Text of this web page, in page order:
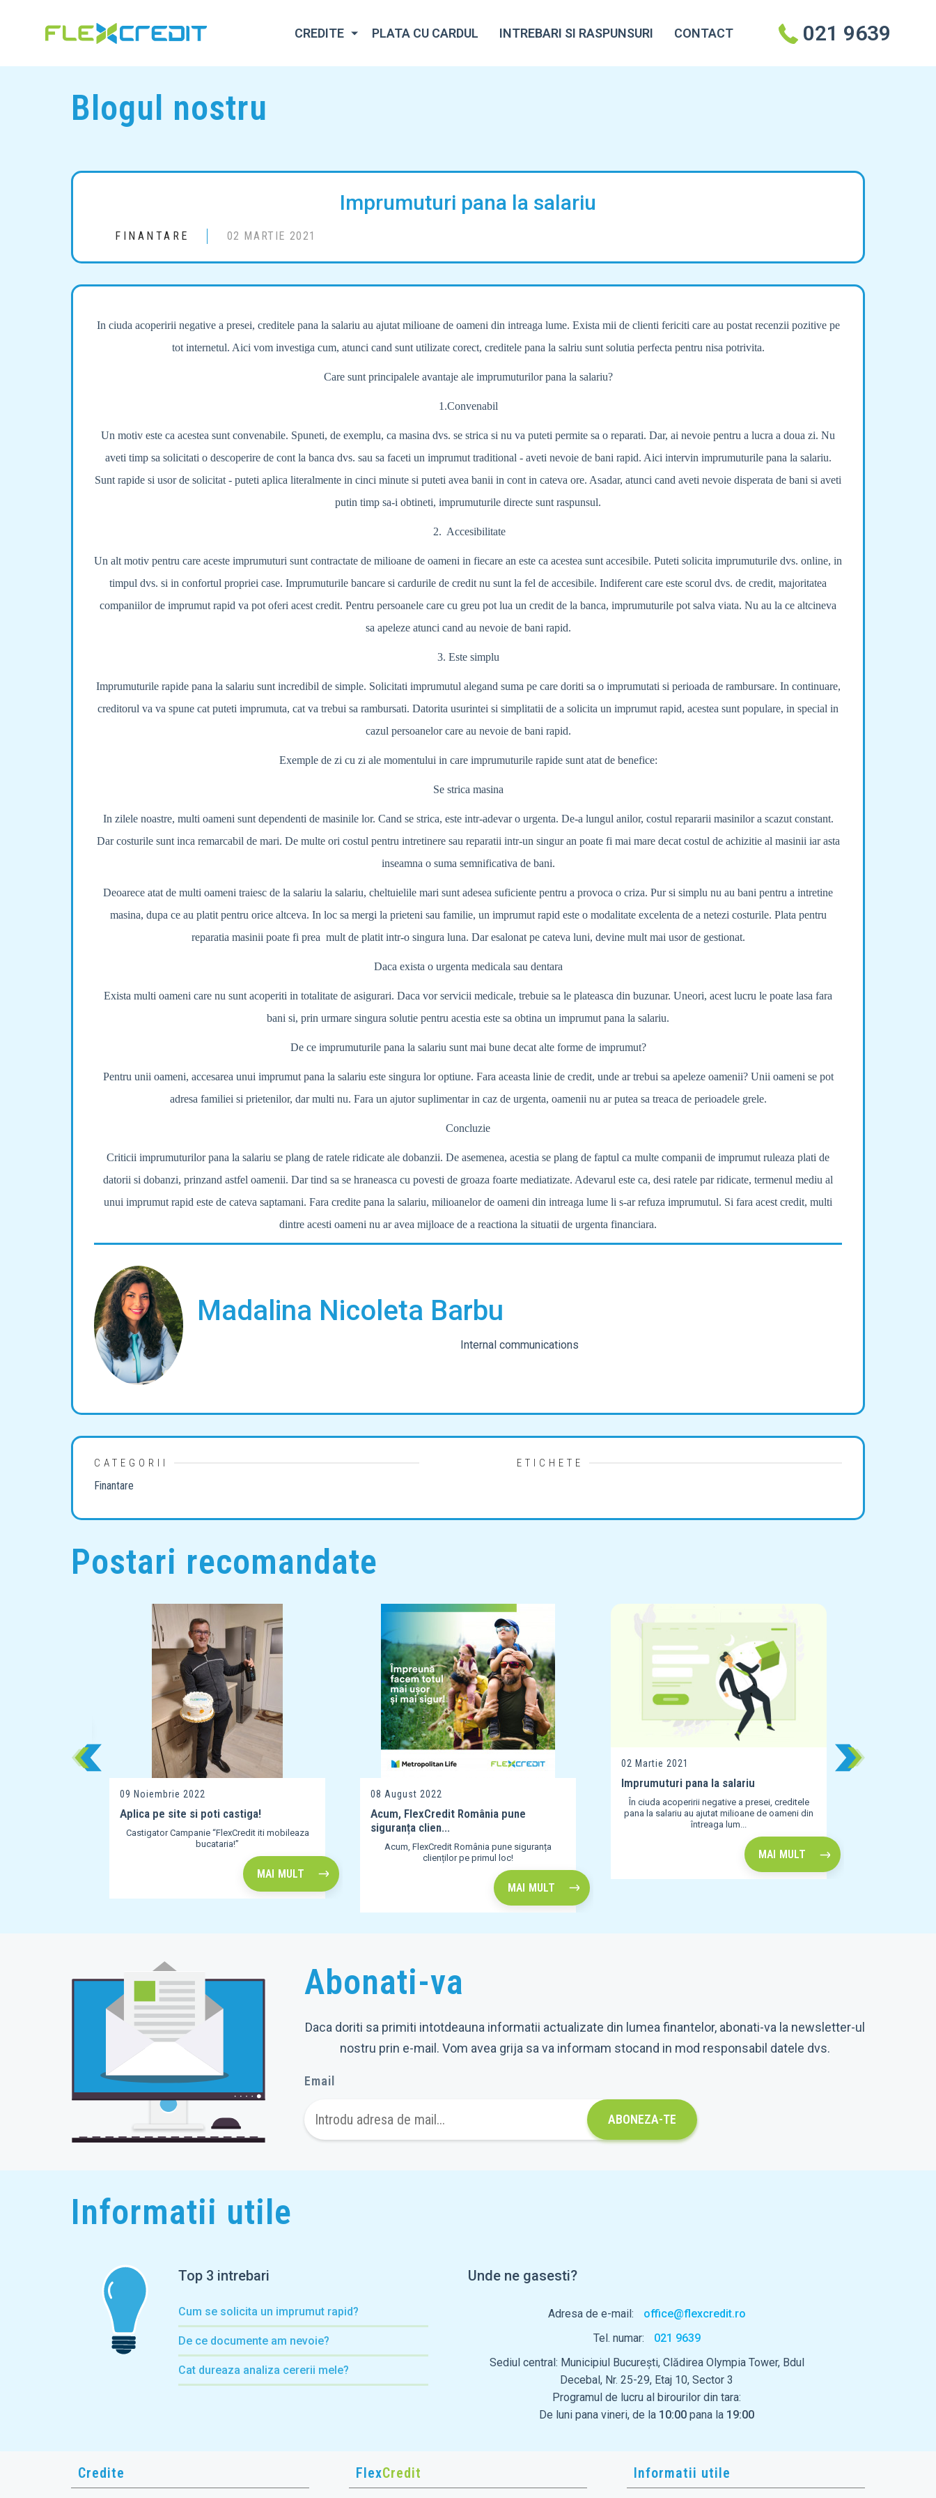
CREDITE PLATA CU CARDUL INTREBARI SI RASPUNSURI CONTACT 021 9639
Blogul nostru
Imprumuturi pana la salariu
FINANTARE 02 MARTIE 2021
In ciuda acoperirii negative a presei, creditele pana la salariu au ajutat milioane de oameni din intreaga lume. Exista mii de clienti fericiti care au postat recenzii pozitive pe
tot internetul. Aici vom investiga cum, atunci cand sunt utilizate corect, creditele pana la salriu sunt solutia perfecta pentru nisa potrivita.
Care sunt principalele avantaje ale imprumuturilor pana la salariu?
1.Convenabil
Un motiv este ca acestea sunt convenabile. Spuneti, de exemplu, ca masina dvs. se strica si nu va puteti permite sa o reparati. Dar, ai nevoie pentru a lucra a doua zi. Nu
aveti timp sa solicitati o descoperire de cont la banca dvs. sau sa faceti un imprumut traditional - aveti nevoie de bani rapid. Aici intervin imprumuturile pana la salariu.
Sunt rapide si usor de solicitat - puteti aplica literalmente in cinci minute si puteti avea banii in cont in cateva ore. Asadar, atunci cand aveti nevoie disperata de bani si aveti
putin timp sa-i obtineti, imprumuturile directe sunt raspunsul.
2. Accesibilitate
Un alt motiv pentru care aceste imprumuturi sunt contractate de milioane de oameni in fiecare an este ca acestea sunt accesibile. Puteti solicita imprumuturile dvs. online, in
timpul dvs. si in confortul propriei case. Imprumuturile bancare si cardurile de credit nu sunt la fel de accesibile. Indiferent care este scorul dvs. de credit, majoritatea
companiilor de imprumut rapid va pot oferi acest credit. Pentru persoanele care cu greu pot lua un credit de la banca, imprumuturile pot salva viata. Nu au la ce altcineva
sa apeleze atunci cand au nevoie de bani rapid.
3. Este simplu
Imprumuturile rapide pana la salariu sunt incredibil de simple. Solicitati imprumutul alegand suma pe care doriti sa o imprumutati si perioada de rambursare. In continuare,
creditorul va va spune cat puteti imprumuta, cat va trebui sa rambursati. Datorita usurintei si simplitatii de a solicita un imprumut rapid, acestea sunt populare, in special in
cazul persoanelor care au nevoie de bani rapid.
Exemple de zi cu zi ale momentului in care imprumuturile rapide sunt atat de benefice:
Se strica masina
In zilele noastre, multi oameni sunt dependenti de masinile lor. Cand se strica, este intr-adevar o urgenta. De-a lungul anilor, costul repararii masinilor a scazut constant.
Dar costurile sunt inca remarcabil de mari. De multe ori costul pentru intretinere sau reparatii intr-un singur an poate fi mai mare decat costul de achizitie al masinii iar asta
inseamna o suma semnificativa de bani.
Deoarece atat de multi oameni traiesc de la salariu la salariu, cheltuielile mari sunt adesea suficiente pentru a provoca o criza. Pur si simplu nu au bani pentru a intretine
masina, dupa ce au platit pentru orice altceva. In loc sa mergi la prieteni sau familie, un imprumut rapid este o modalitate excelenta de a netezi costurile. Plata pentru
reparatia masinii poate fi prea mult de platit intr-o singura luna. Dar esalonat pe cateva luni, devine mult mai usor de gestionat.
Daca exista o urgenta medicala sau dentara
Exista multi oameni care nu sunt acoperiti in totalitate de asigurari. Daca vor servicii medicale, trebuie sa le plateasca din buzunar. Uneori, acest lucru le poate lasa fara
bani si, prin urmare singura solutie pentru acestia este sa obtina un imprumut pana la salariu.
De ce imprumuturile pana la salariu sunt mai bune decat alte forme de imprumut?
Pentru unii oameni, accesarea unui imprumut pana la salariu este singura lor optiune. Fara aceasta linie de credit, unde ar trebui sa apeleze oamenii? Unii oameni se pot
adresa familiei si prietenilor, dar multi nu. Fara un ajutor suplimentar in caz de urgenta, oamenii nu ar putea sa treaca de perioadele grele.
Concluzie
Criticii imprumuturilor pana la salariu se plang de ratele ridicate ale dobanzii. De asemenea, acestia se plang de faptul ca multe companii de imprumut ruleaza plati de
datorii si dobanzi, prinzand astfel oamenii. Dar tind sa se hraneasca cu povesti de groaza foarte mediatizate. Adevarul este ca, desi ratele par ridicate, termenul mediu al
unui imprumut rapid este de cateva saptamani. Fara credite pana la salariu, milioanelor de oameni din intreaga lume li s-ar refuza imprumutul. Si fara acest credit, multi
dintre acesti oameni nu ar avea mijloace de a reactiona la situatii de urgenta financiara.
Madalina Nicoleta Barbu
Internal communications
CATEGORII
Finantare
ETICHETE
Postari recomandate
09 Noiembrie 2022
Aplica pe site si poti castiga!
Castigator Campanie “FlexCredit iti mobileaza
bucataria!”
MAI MULT
08 August 2022
Acum, FlexCredit România pune
siguranța clien...
Acum, FlexCredit România pune siguranța
clienților pe primul loc!
MAI MULT
02 Martie 2021
Imprumuturi pana la salariu
În ciuda acoperirii negative a presei, creditele
pana la salariu au ajutat milioane de oameni din
întreaga lum...
MAI MULT
Abonati-va
Daca doriti sa primiti intotdeauna informatii actualizate din lumea finantelor, abonati-va la newsletter-ul
nostru prin e-mail. Vom avea grija sa va informam stocand in mod responsabil datele dvs.
Email
ABONEZA-TE
Informatii utile
Top 3 intrebari
Cum se solicita un imprumut rapid?
De ce documente am nevoie?
Cat dureaza analiza cererii mele?
Unde ne gasesti?
Adresa de e-mail:
office@flexcredit.ro
Tel. numar:
021 9639
Sediul central: Municipiul București, Clădirea Olympia Tower, Bdul
Decebal, Nr. 25-29, Etaj 10, Sector 3
Programul de lucru al birourilor din tara:
De luni pana vineri, de la 10:00 pana la 19:00
Credite FlexCredit Informatii utile